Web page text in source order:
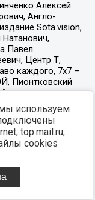
используем
top.mail.ru,
cookies